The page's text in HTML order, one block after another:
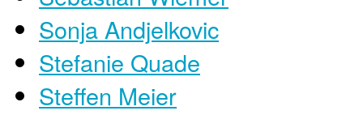
Sonja Andjelkovic
Stefanie Quade
Steffen Meier